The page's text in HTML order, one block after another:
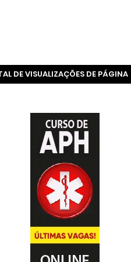
DE VISUALIZAÇÕES DE PÁGINA